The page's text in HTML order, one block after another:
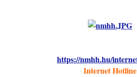
https://nmhh.hu/
Internet Hotline